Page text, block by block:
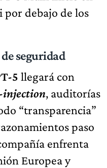
por debajo de los
seguridad
5 llegará con
, auditorías
“transparencia”
paso
enfrenta
Europea y